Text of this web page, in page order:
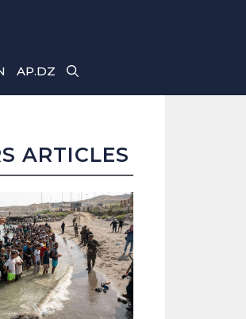
AP.DZ
ARTICLES